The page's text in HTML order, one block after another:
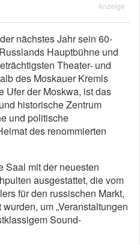
Anzeige
nächstes Jahr sein 60-
Hauptbühne und
Theater- und
des Moskauer Kremls
Ufer der Moskwa, ist das
historische Zentrum
und politische
des renommierten
Saal mit der neuesten
ausgestattet, die vom
für den russischen Markt,
um „Veranstaltungen
Sound-